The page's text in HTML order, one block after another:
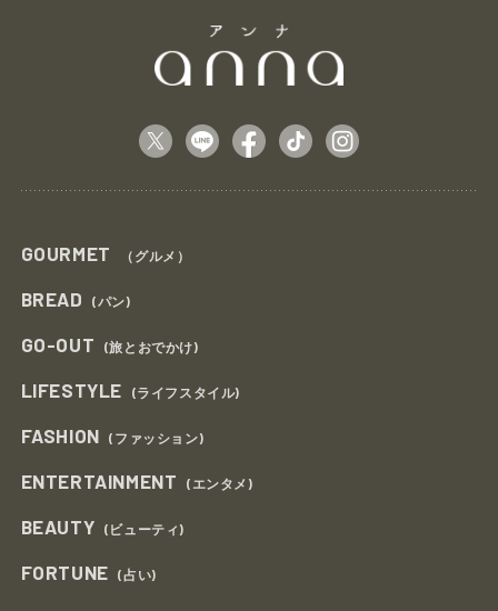
GOURMET （グルメ）
BREAD (パン)
GO-OUT (旅とおでかけ)
LIFESTYLE (ライフスタイル)
FASHION (ファッション)
ENTERTAINMENT (エンタメ)
BEAUTY (ビューティ)
FORTUNE (占い)